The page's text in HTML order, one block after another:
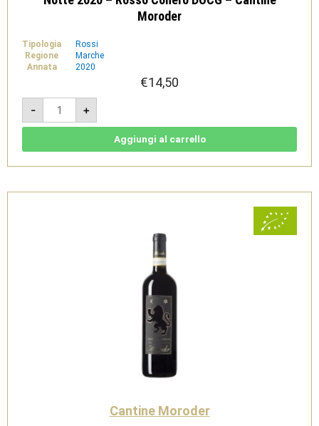
Moroder
Tipologia
Rossi
Regione
Marche
Annata
2020
€14,50
-
Notte
2020
-
Rosso
Cantine
+
Aggiungi al carrello
Cantine Moroder